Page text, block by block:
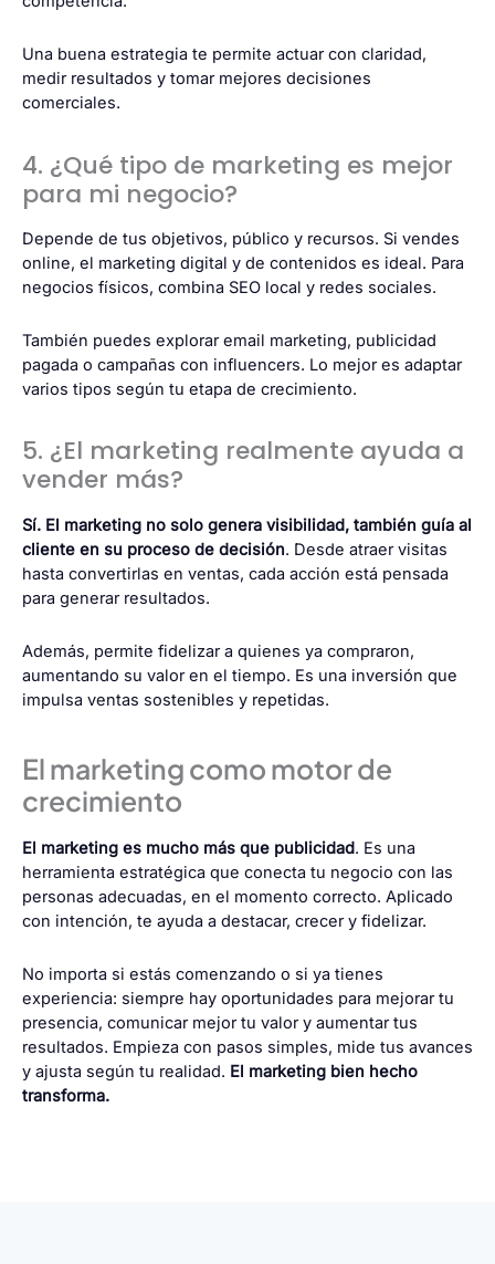
Una buena estrategia te permite actuar con claridad,
medir resultados y tomar mejores decisiones
comerciales.
4. ¿Qué tipo de marketing es mejor
para mi negocio?
Depende de tus objetivos, público y recursos. Si vendes
online, el marketing digital y de contenidos es ideal. Para
negocios físicos, combina SEO local y redes sociales.
También puedes explorar email marketing, publicidad
pagada o campañas con influencers. Lo mejor es adaptar
varios tipos según tu etapa de crecimiento.
5. ¿El marketing realmente ayuda a
vender más?
Sí. El marketing no solo genera visibilidad, también guía al
cliente en su proceso de decisión. Desde atraer visitas
hasta convertirlas en ventas, cada acción está pensada
para generar resultados.
Además, permite fidelizar a quienes ya compraron,
aumentando su valor en el tiempo. Es una inversión que
impulsa ventas sostenibles y repetidas.
El marketing como motor de
crecimiento
El marketing es mucho más que publicidad. Es una
herramienta estratégica que conecta tu negocio con las
personas adecuadas, en el momento correcto. Aplicado
con intención, te ayuda a destacar, crecer y fidelizar.
No importa si estás comenzando o si ya tienes
experiencia: siempre hay oportunidades para mejorar tu
presencia, comunicar mejor tu valor y aumentar tus
resultados. Empieza con pasos simples, mide tus avances
y ajusta según tu realidad. El marketing bien hecho
transforma.